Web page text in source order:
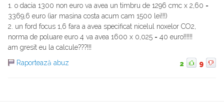
1. o dacia 1300 non euro va avea un timbru de 1296 cmc x 2,60 =
3369,6 euro (iar masina costa acum cam 1500 lei!!!)
2. un ford focus 1,6 fara a avea specificat nicelul noxelor CO2,
norma de poluare euro 4 va avea 1600 x 0,025 = 40 euro!!!!!!
am gresit eu la calcule???!!!
Raportează abuz
2 9